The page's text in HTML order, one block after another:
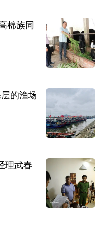
棉族同
的渔场
理武春